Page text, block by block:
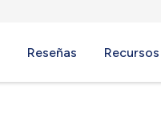
Reseñas Recursos